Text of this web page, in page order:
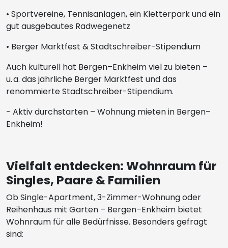
• Sportvereine, Tennisanlagen, ein Kletterpark und ein
gut ausgebautes Radwegenetz
• Berger Marktfest & Stadtschreiber-Stipendium
Auch kulturell hat Bergen–Enkheim viel zu bieten –
u. a. das jährliche Berger Marktfest und das
renommierte Stadtschreiber-Stipendium.
- Aktiv durchstarten – Wohnung mieten in Bergen–
Enkheim!
Vielfalt entdecken: Wohnraum für
Singles, Paare & Familien
Ob Single-Apartment, 3-Zimmer-Wohnung oder
Reihenhaus mit Garten – Bergen–Enkheim bietet
Wohnraum für alle Bedürfnisse. Besonders gefragt
sind: